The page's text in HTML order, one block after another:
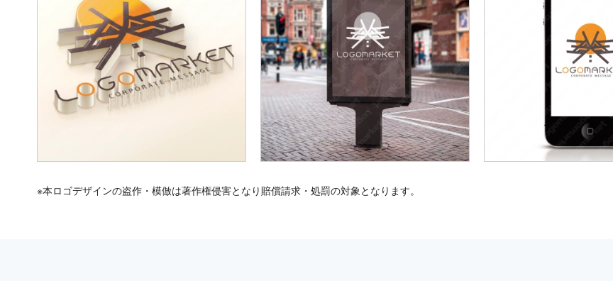
※本ロゴデザインの盗作・模倣は著作権侵害となり賠償請求・処罰の対象となります。